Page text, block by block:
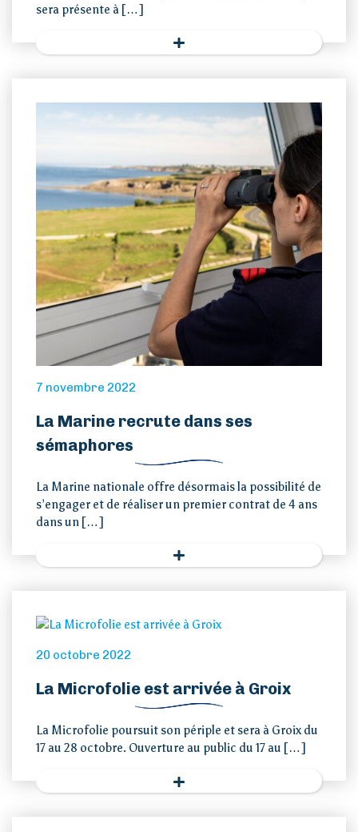
sera présente à […]
7 novembre 2022
La Marine recrute dans ses
sémaphores
La Marine nationale offre désormais la possibilité de
s’engager et de réaliser un premier contrat de 4 ans
dans un […]
20 octobre 2022
La Microfolie est arrivée à Groix
La Microfolie poursuit son périple et sera à Groix du
17 au 28 octobre. Ouverture au public du 17 au […]